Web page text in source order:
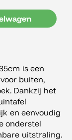
is een
buiten,
Dankzij het
en eenvoudig
onderstel
uitstraling.